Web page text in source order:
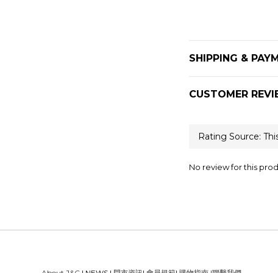
SHIPPING &
CUSTOMER
No review for this